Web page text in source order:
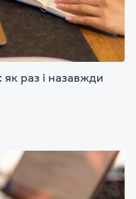
раз і назавжди